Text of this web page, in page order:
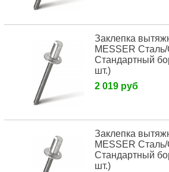
Заклепка
MESSER
Стандартный
шт.)
2 019 руб
Заклепка
MESSER
Стандартный
шт.)